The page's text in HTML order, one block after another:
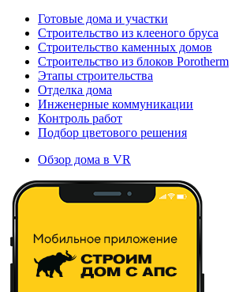
Готовые дома и участки
Строительство из клееного бруса
Строительство каменных домов
Строительство из блоков Porotherm
Этапы строительства
Отделка дома
Инженерные коммуникации
Контроль работ
Подбор цветового решения
Обзор дома в VR